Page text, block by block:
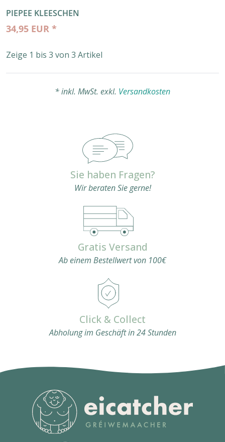
PIEPEE KLEESCHEN
34,95 EUR *
Zeige 1 bis 3 von 3 Artikel
* inkl. MwSt. exkl. Versandkosten
Sie haben Fragen?
Wir beraten Sie gerne!
Gratis Versand
Ab einem Bestellwert von 100€
Click & Collect
Abholung im Geschäft in 24 Stunden